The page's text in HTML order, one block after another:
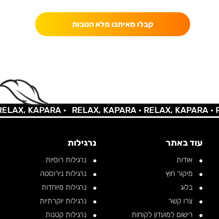
קבלו מאיתנו מלא הטבות
KAPARA • RELAX, KAPARA •RELAX, KAPARA •
עוד באתר
אודות
מיקור חוץ
בלוג
צרו קשר
רישום למועדון לקוחות
נרגילות
נרגילות רוסיות
נרגילות נירוסטה
נרגילות מיוחדות
נרגילות יוקרתיות
נרגילות קטנות